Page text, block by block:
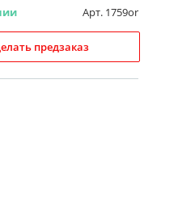
Арт. 1759or
предзаказ